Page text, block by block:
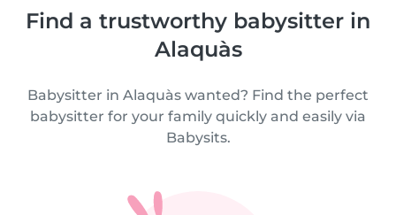
Find a trustworthy babysitter in
Alaquàs
Babysitter in Alaquàs wanted? Find the perfect
babysitter for your family quickly and easily via
Babysits.